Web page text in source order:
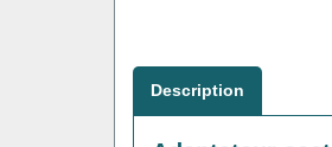
Description